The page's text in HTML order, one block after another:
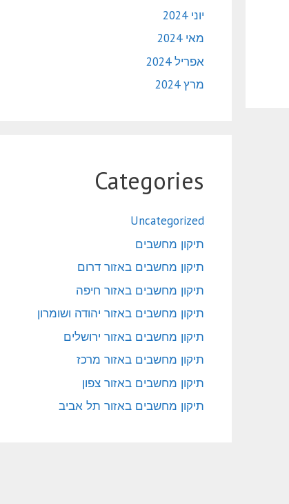
יוני 2024
מאי 2024
אפריל 2024
מרץ 2024
Categories
Uncategorized
תיקון מחשבים
תיקון מחשבים באזור דרום
תיקון מחשבים באזור חיפה
תיקון מחשבים באזור יהודה ושומרון
תיקון מחשבים באזור ירושלים
תיקון מחשבים באזור מרכז
תיקון מחשבים באזור צפון
תיקון מחשבים באזור תל אביב